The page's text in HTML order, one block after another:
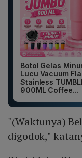
Botol Gelas
Lucu Vacuum
Stainless
900ML Coffee...
"(Waktunya)
digodok,"